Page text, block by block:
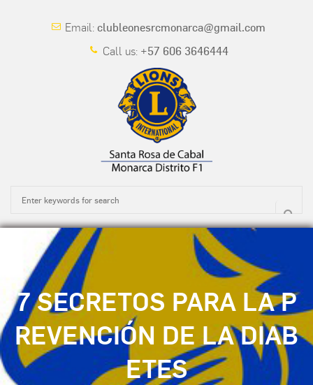
Email: clubleonesrcmonarca@gmail.com
Call us: +57 606 3646444
7 SECRETOS PARA LA P
REVENCIÓN DE LA DIAB
ETES